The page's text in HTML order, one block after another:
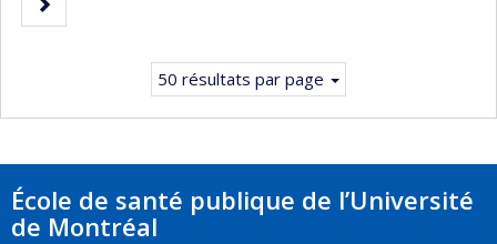
suivante
50 résultats par page
École de santé publique de l’Université
de Montréal